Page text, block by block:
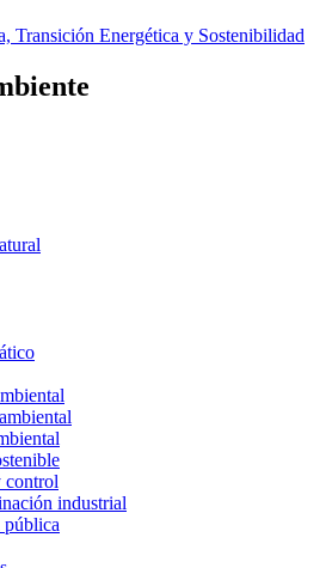
Transición Energética y Sostenibilidad
control
industrial
pública